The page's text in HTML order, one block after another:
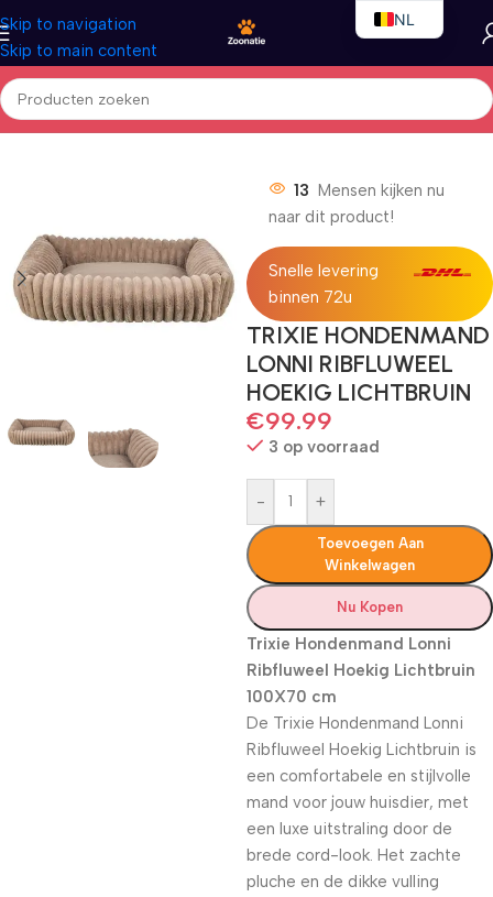
Skip to navigation
Skip to main content
Home/Honden/Hondenbedden
13 Mensen kijken nu
naar dit product!
Snelle levering
binnen 72u
TRIXIE HONDENMAND
LONNI RIBFLUWEEL
HOEKIG LICHTBRUIN
€99.99
3 op voorraad
- +
Toevoegen Aan
Winkelwagen
Nu Kopen
Trixie Hondenmand Lonni
Ribfluweel Hoekig Lichtbruin
100X70 cm
De Trixie Hondenmand Lonni
Ribfluweel Hoekig Lichtbruin is
een comfortabele en stijlvolle
mand voor jouw huisdier, met
een luxe uitstraling door de
brede cord-look. Het zachte
pluche en de dikke vulling
NL